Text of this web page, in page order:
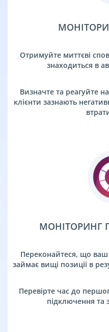
Отримуйте миттєві
знаходиться в
Визначте та реагуйте
клієнти зазнають
МОНІТОРИНГ
Переконайтеся, що
займає вищі позиції в
Перевірте час до
підключення та